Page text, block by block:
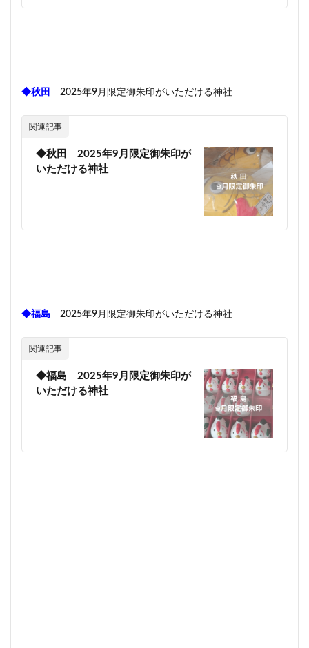
◆秋田 2025年9月限定御朱印がいただける神社
関連記事
◆秋田 2025年9月限定御朱印が
いただける神社
◆福島 2025年9月限定御朱印がいただける神社
関連記事
◆福島 2025年9月限定御朱印が
いただける神社